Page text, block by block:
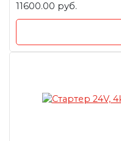
11600.00 руб.